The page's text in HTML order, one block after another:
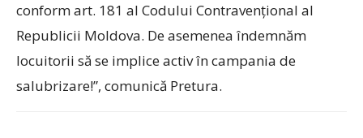
conform art. 181 al Codului Contravențional al
Republicii Moldova. De asemenea îndemnăm
locuitorii să se implice activ în campania de
salubrizare!”, comunică Pretura.